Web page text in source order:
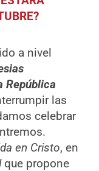
a nivel
República
las
celebrar
en Cristo, en
que propone